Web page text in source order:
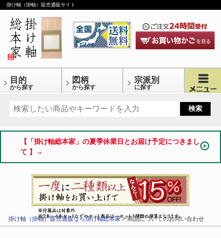
掛け軸（掛軸）販売通販サイト
目的
から探す
図柄
から探す
宗派別
に探す
【「掛け軸総本家」の夏季休業日とお届け予定につきまし
て 】→
掛け軸（掛軸）販売通販なら掛け軸総本家> 商品についてのお問い合わせ